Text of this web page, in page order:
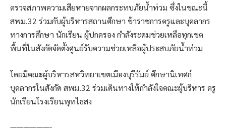
ตรวจสภาพความเสียหายจากผลกระทบภัยน้ำท่วม ซึ่งในขณะนี้
สพม.32 ร่วมกับผู้บริหารสถานศึกษา ข้าราชการครูและบุคลากร
ทางการศึกษา นักเรียน ผู้ปกครอง กำลังระดมช่วยเหลือทุกเขต
พื้นที่ในสังกัดจัดตั้งศูนย์รับความช่วยเหลือผู้ประสบภัยน้ำท่วม
โดยมีคณะผู้บริหารสหวิทยาเขตเมืองบุรีรัมย์ ศึกษานิเทศก์
บุคลากรในสังกัด สพม.32 ร่วมเดินทางให้กำลังใจคณะผู้บริหาร ครู
นักเรียนโรงเรียนพุทไธสง